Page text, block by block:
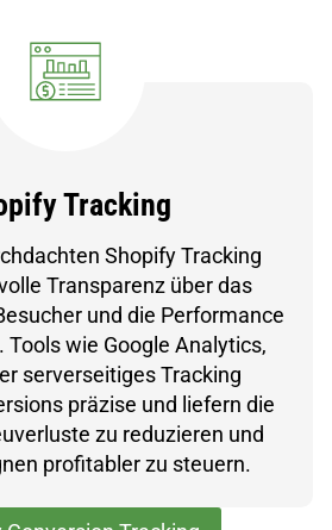
Tracking
Shopify Tracking
Transparenz über das
und die Performance
Tools wie Google Analytics,
serverseitiges Tracking
präzise und liefern die
zu reduzieren und
profitabler zu steuern.